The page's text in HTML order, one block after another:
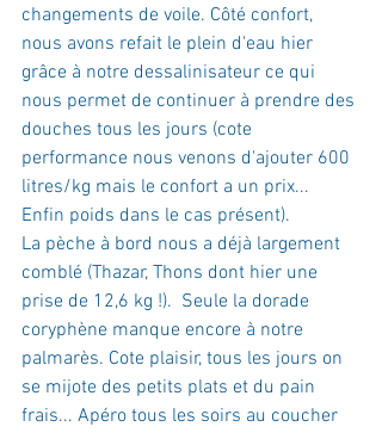
changements de voile. Côté confort,
nous avons refait le plein d'eau hier
grâce à notre dessalinisateur ce qui
nous permet de continuer à prendre des
douches tous les jours (cote
performance nous venons d'ajouter 600
litres/kg mais le confort a un prix...
Enfin poids dans le cas présent).
La pèche à bord nous a déjà largement
comblé (Thazar, Thons dont hier une
prise de 12,6 kg !).  Seule la dorade
coryphène manque encore à notre
palmarès. Cote plaisir, tous les jours on
se mijote des petits plats et du pain
frais... Apéro tous les soirs au coucher